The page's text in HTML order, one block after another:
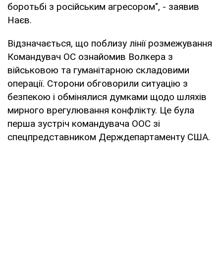
боротьбі з російським агресором", - заявив
Наєв.
Відзначається, що поблизу лінії розмежування
Командувач ОС ознайомив Волкера з
військовою та гуманітарною складовими
операції. Сторони обговорили ситуацію з
безпекою і обмінялися думками щодо шляхів
мирного врегулювання конфлікту. Це була
перша зустріч командувача ООС зі
спецпредставником Держдепартаменту США.